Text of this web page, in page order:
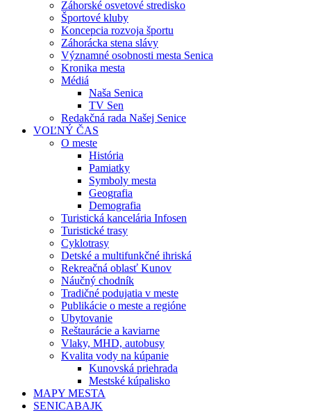
Záhorské osvetové stredisko
Športové kluby
Koncepcia rozvoja športu
Záhorácka stena slávy
Významné osobnosti mesta Senica
Kronika mesta
Médiá
Naša Senica
TV Sen
Redakčná rada Našej Senice
VOĽNÝ ČAS
O meste
História
Pamiatky
Symboly mesta
Geografia
Demografia
Turistická kancelária Infosen
Turistické trasy
Cyklotrasy
Detské a multifunkčné ihriská
Rekreačná oblasť Kunov
Náučný chodník
Tradičné podujatia v meste
Publikácie o meste a regióne
Ubytovanie
Reštaurácie a kaviarne
Vlaky, MHD, autobusy
Kvalita vody na kúpanie
Kunovská priehrada
Mestské kúpalisko
MAPY MESTA
SENICABAJK